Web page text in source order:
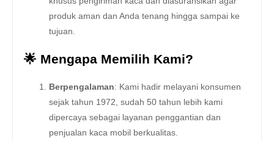
produk aman dan Anda tenang hingga sampai ke
tujuan.
🌟 Mengapa Memilih Kami?
Berpengalaman: Kami hadir melayani konsumen
sejak tahun 1972, sudah 50 tahun lebih kami
dipercaya sebagai layanan penggantian dan
penjualan kaca mobil berkualitas.